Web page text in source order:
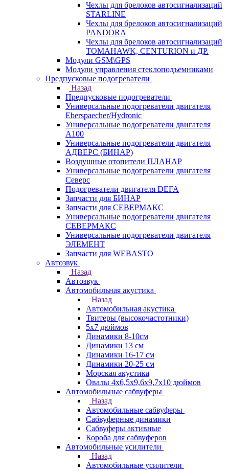
Чехлы для брелоков автосигнализаций
STARLINE
Чехлы для брелоков автосигнализаций
PANDORA
Чехлы для брелоков автосигнализаций
TOMAHAWK, CENTURION и ДР.
Модули GSM\GPS
Модули управления стеклоподъемниками
Предпусковые подогреватели
Назад
Предпусковые подогреватели
Универсальные подогреватели двигателя
Eberspaecher/Hydronic
Универсальные подогреватели двигателя
A100
Универсальные подогреватели двигателя
АДВЕРС (БИНАР)
Воздушные отопители ПЛАНАР
Универсальные подогреватели двигателя
Северс
Подогреватели двигателя DEFA
Запчасти для БИНАР
Запчасти для СЕВЕРМАКС
Универсальные подогреватели двигателя
СЕВЕРМАКС
Универсальные подогреватели двигателя
ЭЛЕМЕНТ
Запчасти для WEBASTO
Автозвук
Назад
Автозвук
Автомобильная акустика
Назад
Автомобильная акустика
Твитеры (высокочастотники)
5x7 дюймов
Динамики 8-10см
Динамики 13 см
Динамики 16-17 см
Динамики 20-25 см
Морская акустика
Овалы 4х6,5х9,6x9,7х10 дюймов
Автомобильные сабвуферы
Назад
Автомобильные сабвуферы
Сабвуферные динамики
Сабвуферы активные
Короба для сабвуферов
Автомобильные усилители
Назад
Автомобильные усилители